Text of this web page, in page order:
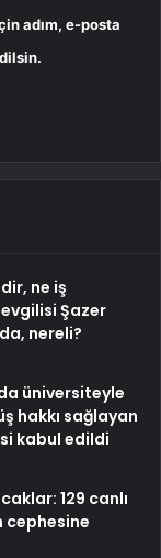
adım, e-posta
ne iş
Şazer
nereli?
üniversiteyle
hakkı sağlayan
kabul edildi
129 canlı
cephesine